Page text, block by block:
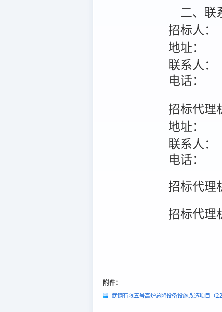
二、联
招标人：
地址：
联系人：
电话：
招标代理
地址：
联系人：
电话：
招标代理
招标代理
附件：
武钢有限五号高炉总降设备设施改造项目（